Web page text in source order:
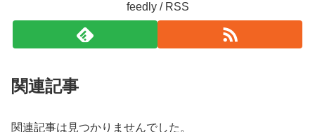
feedly / RSS
関連記事
関連記事は見つかりませんでした。